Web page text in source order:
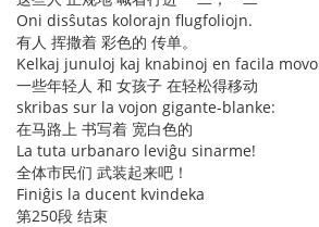
Oni disŝutas kolorajn flugfoliojn.
有人 挥撒着 彩色的 传单。
Kelkaj junuloj kaj knabinoj en facila movo
一些年轻人 和 女孩子 在轻松得移动
skribas sur la vojon gigante-blanke:
在马路上 书写着 宽白色的
La tuta urbanaro leviĝu sinarme!
全体市民们 武装起来吧！
Finiĝis la ducent kvindeka
第250段 结束